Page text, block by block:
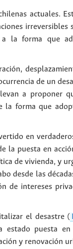
actuales.
irreversibles
la forma que
de un
a proponer
la forma que
en
la puesta en
de vivienda, y
desde las
de intereses
el desastre (
estado puesta
y renovación